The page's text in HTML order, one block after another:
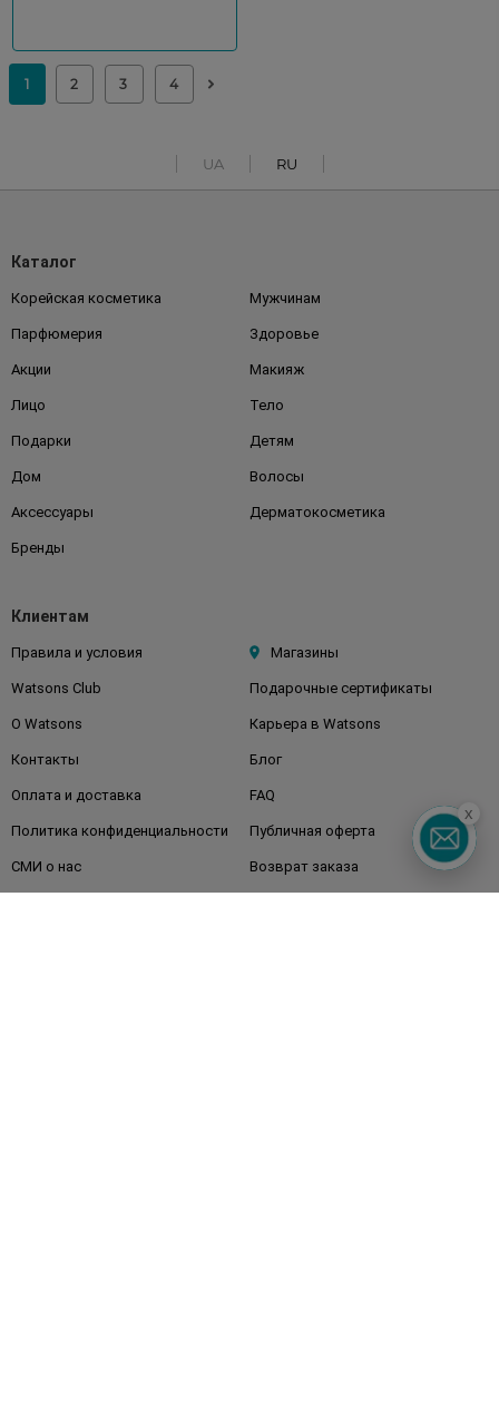
UA RU
Каталог
Корейская косметика Мужчинам
Парфюмерия Здоровье
Акции Макияж
Лицо Тело
Подарки Детям
Дом Волосы
Аксессуары Дерматокосметика
Бренды
Клиентам
Правила и условия Магазины
Watsons Club Подарочные сертификаты
О Watsons Карьера в Watsons
Контакты Блог
Оплата и доставка FAQ
Политика конфиденциальности Публичная оферта
СМИ о нас Возврат заказа
x